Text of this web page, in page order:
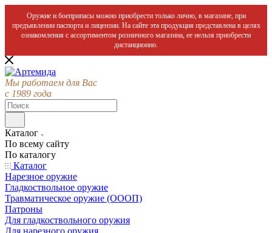
Оружие и боеприпасы можно приобрести только лично, в магазине, при
предъявлении паспорта и лицензии. На сайте эта продукция представлена в целях
ознакомления с ассортиментом розничного магазина, ее нельзя приобрести
дистанционно.
Мы работаем для Вас
с 1989 года
Каталог
По всему сайту
По каталогу
Каталог
Нарезное оружие
Гладкоствольное оружие
Травматическое оружие (ОООП)
Патроны
Для гладкоствольного оружия
Для нарезного оружия